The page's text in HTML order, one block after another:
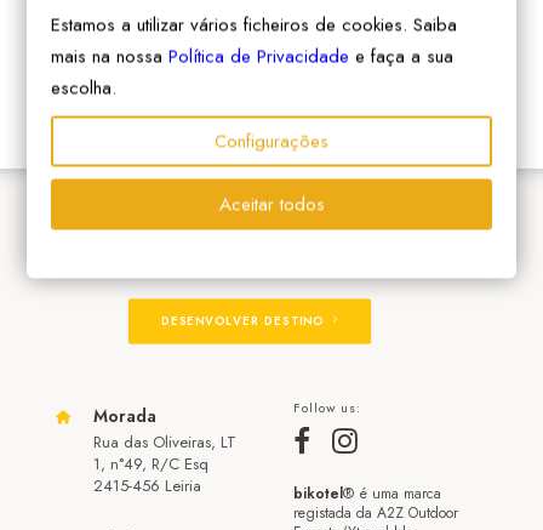
DESENVOLVER DESTINO
Morada
Rua das Oliveiras, LT
1, n°49, R/C Esq
2415-456 Leiria
Follow us:
bikotel® é uma marca
registada da A2Z Outdoor
Estamos a utilizar vários ficheiros de cookies. Saiba
mais na nossaPolítica de Privacidade e faça a sua
escolha.
Configurações
Aceitar todos